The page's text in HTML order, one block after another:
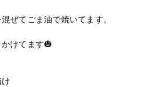
ぜてごま油で焼いてます。
けてます🎃